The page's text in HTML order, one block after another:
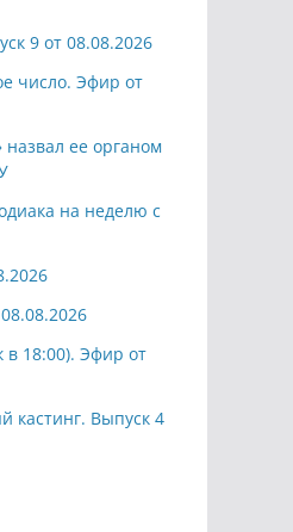
9 от 08.08.2026
число. Эфир от
ее органом
на неделю с
в 18:00). Эфир от
кастинг. Выпуск 4